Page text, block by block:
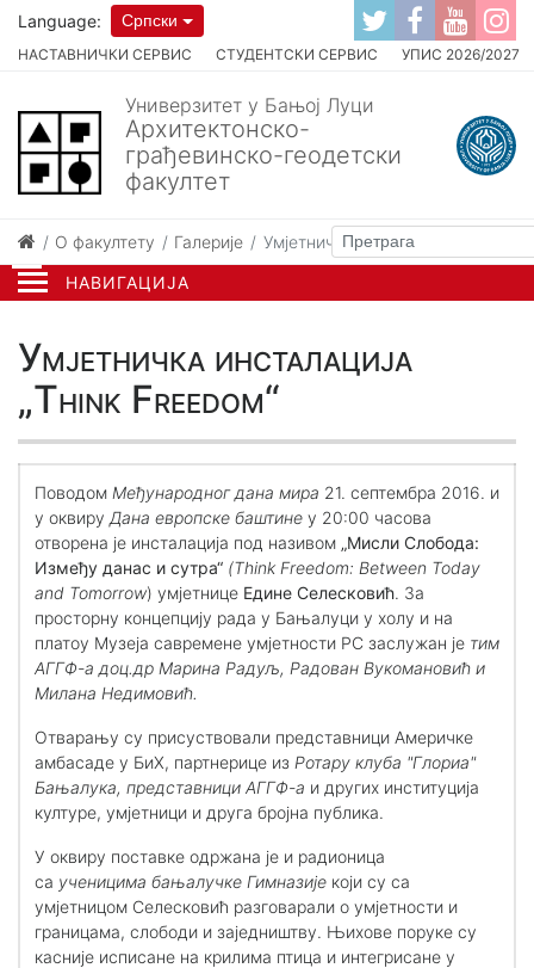
НАВИГАЦИЈА
НАСТАВНИЧКИ СЕРВИС СТУДЕНТСКИ СЕРВИС УПИС 2026/2027
Language: Српски
Универзитет у Бањој Луци
Архитектонско-
грађевинско-геодетски
факултет
О факултету Галерије Умјетничка инсталација „Think
Умјетничка инсталација
„Think Freedom“
Поводом Међународног дана мира 21. септембра 2016. и
у оквиру Дана европске баштине у 20:00 часова
отворена је инсталација под називом „Мисли Слобода:
Између данас и сутра“ (Think Freedom: Between Today
and Tomorrow) умјетнице Едине Селесковић. За
просторну концепцију рада у Бањалуци у холу и на
платоу Музеја савремене умјетности РС заслужан је тим
АГГФ-а доц.др Марина Радуљ, Радован Вукомановић и
Милана Недимовић.
Отварању су присуствовали представници Америчке
амбасаде у БиХ, партнерице из Ротарy клуба "Глориа"
Бањалука, представници АГГФ-а и других институција
културе, умјетници и друга бројна публика.
У оквиру поставке одржана је и радионица
са ученицима бањалучке Гимназије који су са
умјетницом Селесковић разговарали о умјетности и
границама, слободи и заједништву. Њихове поруке су
касније исписане на крилима птица и интегрисане у